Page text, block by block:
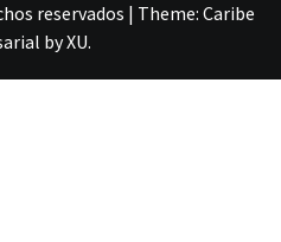
reservados | Theme: Caribe
byXU.